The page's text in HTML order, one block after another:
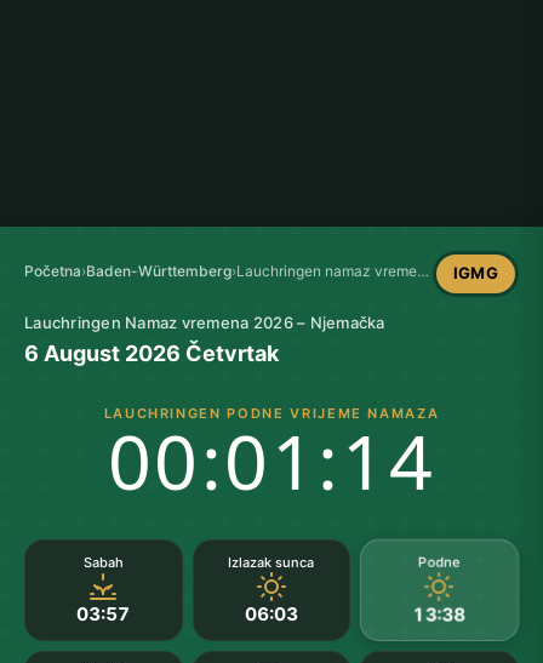
Početna›Baden-Württemberg› Lauchringen namaz vremena IGMG
Lauchringen Namaz vremena 2026 – Njemačka
6 August 2026 Četvrtak
LAUCHRINGEN PODNE VRIJEME NAMAZA
00:01:13
Sabah
03:57
Izlazak sunca
06:03
Podne
13:38